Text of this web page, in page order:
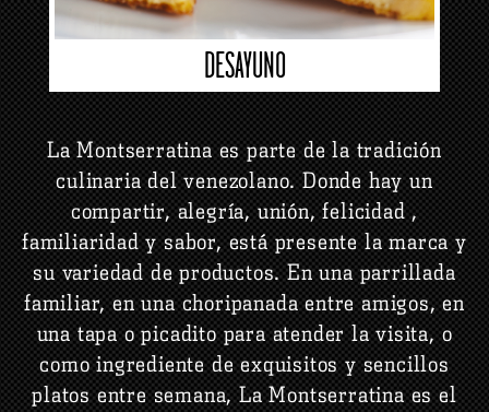
DESAYUNO
La Montserratina es parte de la tradición
culinaria del venezolano. Donde hay un
compartir, alegría, unión, felicidad ,
familiaridad y sabor, está presente la marca y
su variedad de productos. En una parrillada
familiar, en una choripanada entre amigos, en
una tapa o picadito para atender la visita, o
como ingrediente de exquisitos y sencillos
platos entre semana, La Montserratina es el